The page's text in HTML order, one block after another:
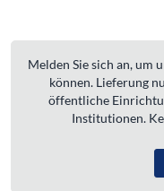
Melden Sie sich an, um
können. Lieferung
öffentliche
Institutionen.